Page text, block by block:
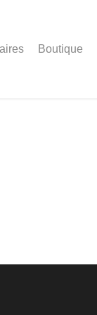
Boutique